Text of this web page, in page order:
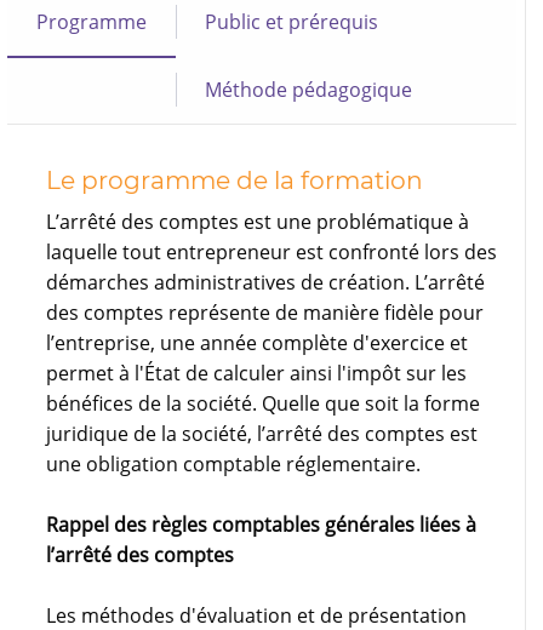
Programme Public et prérequis
Méthode pédagogique
Le programme de la formation
L’arrêté des comptes est une problématique à
laquelle tout entrepreneur est confronté lors des
démarches administratives de création. L’arrêté
des comptes représente de manière fidèle pour
l’entreprise, une année complète d'exercice et
permet à l'État de calculer ainsi l'impôt sur les
bénéfices de la société. Quelle que soit la forme
juridique de la société, l’arrêté des comptes est
une obligation comptable réglementaire.
Rappel des règles comptables générales liées à
l’arrêté des comptes
Les méthodes d'évaluation et de présentation